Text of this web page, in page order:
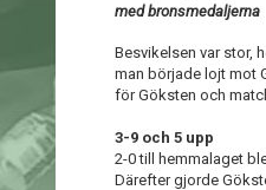
med bronsmedaljerna
Besvikelsen var stor,
man började lojt mot
för Göksten och
3-9 och 5 upp
2-0 till hemmalaget
Därefter gjorde